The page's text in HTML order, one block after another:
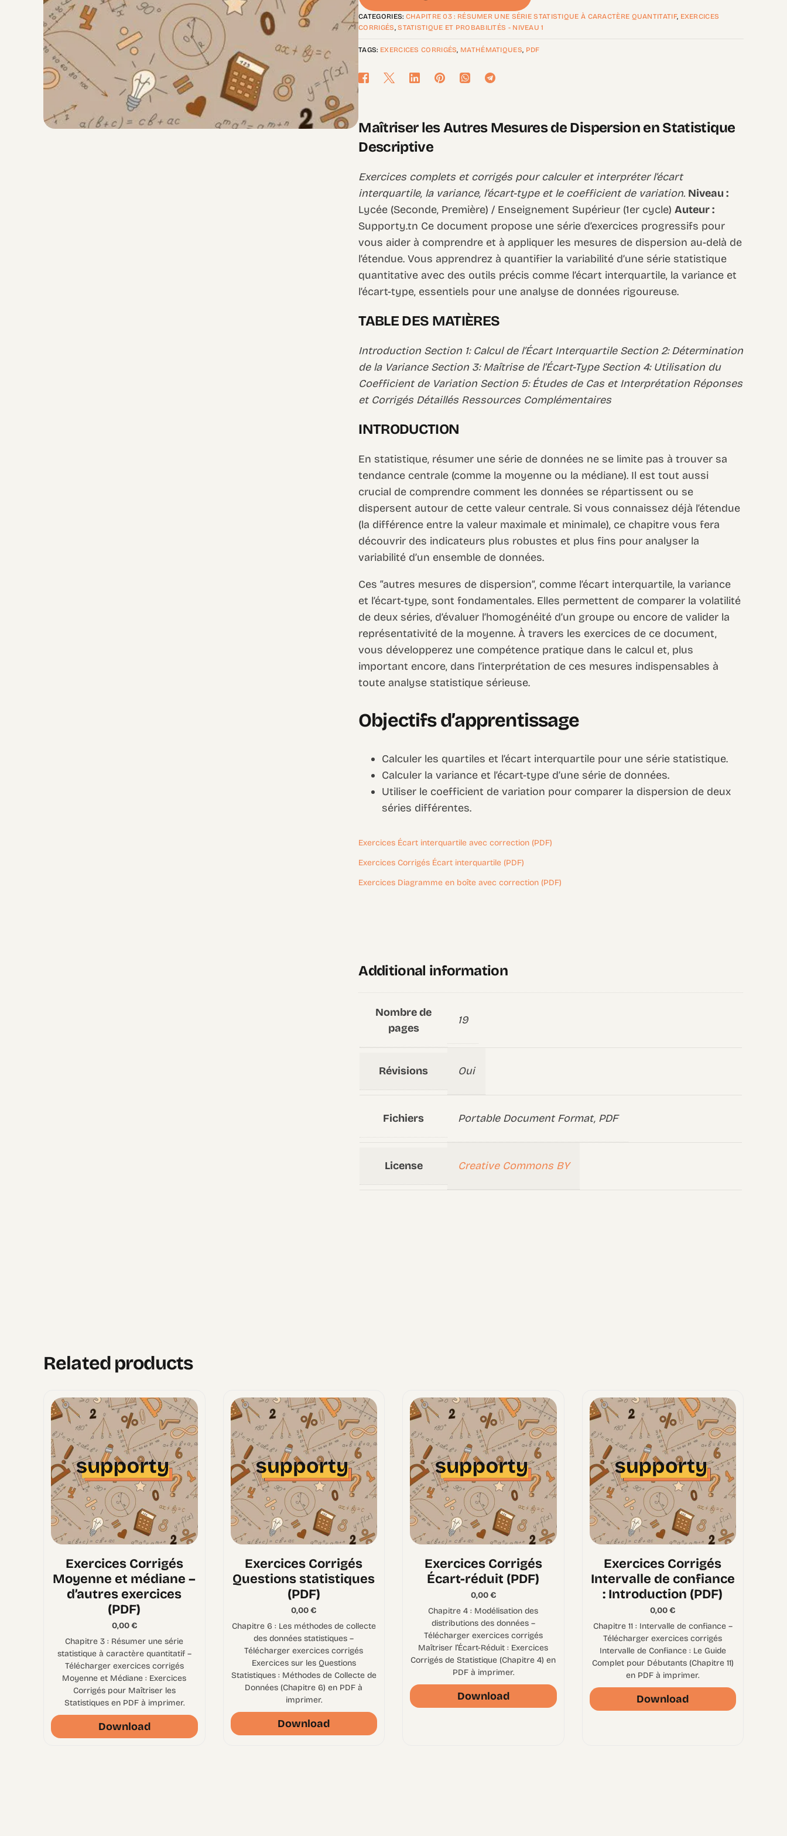
CATEGORIES: CHAPITRE 03 : RÉSUMER UNE SÉRIE STATISTIQUE À CARACTÈRE QUANTITATIF, EXERCICES
CORRIGÉS ,STATISTIQUE ET PROBABILITÉS - NIVEAU 1
TAGS: EXERCICES CORRIGÉS MATHÉMATIQUES PDF
Maîtriser les Autres Mesures de Dispersion en Statistique
Descriptive
Exercices complets et corrigés pour calculer et interpréter l’écart
interquartile, la variance, l’écart-type et le coefficient de variation. Niveau :
Lycée (Seconde, Première) / Enseignement Supérieur (1er cycle)Auteur :
Supporty.tn Ce document propose une série d’exercices progressifs pour
vous aider à comprendre et à appliquer les mesures de dispersion au-delà de
l’étendue. Vous apprendrez à quantifier la variabilité d’une série statistique
quantitative avec des outils précis comme l’écart interquartile, la variance et
l’écart-type, essentiels pour une analyse de données rigoureuse.
TABLE DES MATIÈRES
Introduction Section 1: Calcul de l’Écart Interquartile Section 2: Détermination
de la Variance Section 3: Maîtrise de l’Écart-Type Section 4: Utilisation du
Coefficient de Variation Section 5: Études de Cas et Interprétation Réponses
et Corrigés Détaillés Ressources Complémentaires
INTRODUCTION
En statistique, résumer une série de données ne se limite pas à trouver sa
tendance centrale (comme la moyenne ou la médiane). Il est tout aussi
crucial de comprendre comment les données se répartissent ou se
dispersent autour de cette valeur centrale. Si vous connaissez déjà l’étendue
(la différence entre la valeur maximale et minimale), ce chapitre vous fera
découvrir des indicateurs plus robustes et plus fins pour analyser la
variabilité d’un ensemble de données.
Ces “autres mesures de dispersion”, comme l’écart interquartile, la variance
et l’écart-type, sont fondamentales. Elles permettent de comparer la volatilité
de deux séries, d’évaluer l’homogénéité d’un groupe ou encore de valider la
représentativité de la moyenne. À travers les exercices de ce document,
vous développerez une compétence pratique dans le calcul et, plus
important encore, dans l’interprétation de ces mesures indispensables à
toute analyse statistique sérieuse.
Objectifs d’apprentissage
Calculer les quartiles et l’écart interquartile pour une série statistique.
Calculer la variance et l’écart-type d’une série de données.
Utiliser le coefficient de variation pour comparer la dispersion de deux
séries différentes.
Exercices Écart interquartile avec correction (PDF)
Exercices Corrigés Écart interquartile (PDF)
Exercices Diagramme en boîte avec correction (PDF)
Additional information
Nombre de
pages
19
Révisions Oui
Fichiers Portable Document Format, PDF
License Creative Commons BY
Related products
Exercices Corrigés
Moyenne et médiane –
d’autres exercices
(PDF)
0,00€
Chapitre 3 : Résumer une série
statistique à caractère quantitatif –
Télécharger exercices corrigés
Moyenne et Médiane : Exercices
Corrigés pour Maîtriser les
Statistiques en PDF à imprimer.
Download
Exercices Corrigés
Questions statistiques
(PDF)
0,00€
Chapitre 6 : Les méthodes de collecte
des données statistiques –
Télécharger exercices corrigés
Exercices sur les Questions
Statistiques : Méthodes de Collecte de
Données (Chapitre 6) en PDF à
imprimer.
Download
Exercices Corrigés
Écart-réduit (PDF)
0,00€
Chapitre 4 : Modélisation des
distributions des données –
Télécharger exercices corrigés
Maîtriser l’Écart-Réduit : Exercices
Corrigés de Statistique (Chapitre 4) en
PDF à imprimer.
Download
Exercices Corrigés
Intervalle de confiance
: Introduction (PDF)
0,00€
Chapitre 11 : Intervalle de confiance –
Télécharger exercices corrigés
Intervalle de Confiance : Le Guide
Complet pour Débutants (Chapitre 11)
en PDF à imprimer.
Download